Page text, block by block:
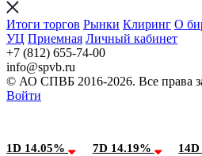
Итоги торгов Рынки Клиринг О
УЦ Приемная Личный кабинет
+7 (812) 655-74-00
info@spvb.ru
© АО СПВБ 2016-2026. Все права
Войти
1D 14.05% 7D 14.19%